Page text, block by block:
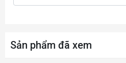
*Please refer to
- 256Mb AMI UEFI
Sản phẩm đã xem